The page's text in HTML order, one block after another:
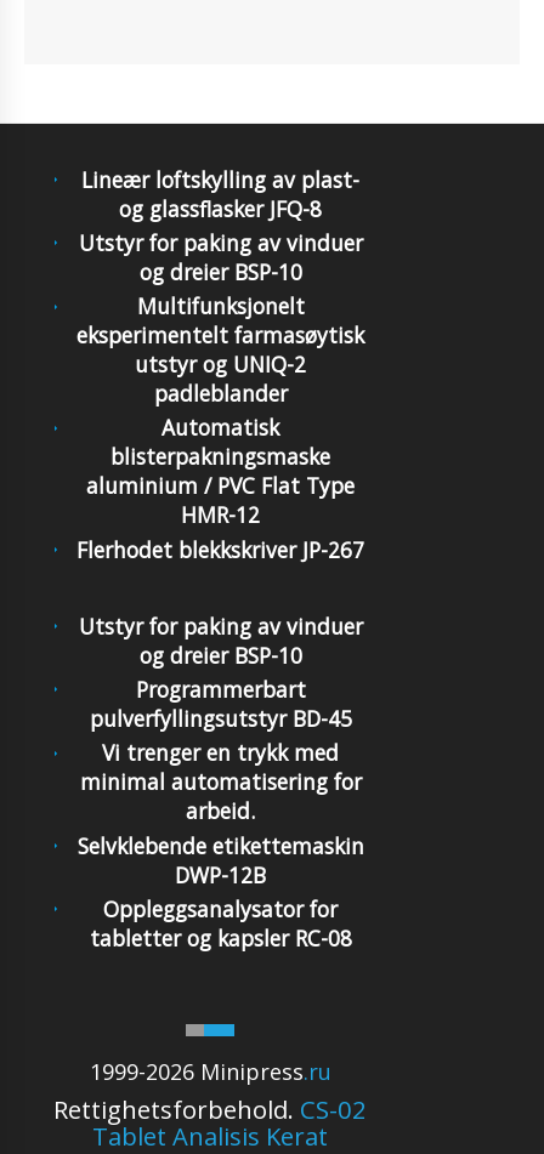
Lineær loftskylling av plast-
og glassflasker JFQ-8
Utstyr for paking av vinduer
og dreier BSP-10
Multifunksjonelt
eksperimentelt farmasøytisk
utstyr og UNIQ-2
padleblander
Automatisk
blisterpakningsmaske
aluminium / PVC Flat Type
HMR-12
Flerhodet blekkskriver JP-267
1999-2026 Minipress.ru
Rettighetsforbehold. CS-02
Tablet Analisis Kerat
Utstyr for paking av vinduer
og dreier BSP-10
Programmerbart
pulverfyllingsutstyr BD-45
Vi trenger en trykk med
minimal automatisering for
arbeid.
Selvklebende etikettemaskin
DWP-12B
Oppleggsanalysator for
tabletter og kapsler RC-08